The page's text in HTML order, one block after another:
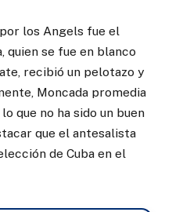
los Angels fue el
quien se fue en blanco
recibió un pelotazo y
Moncada promedia
que no ha sido un buen
que el antesalista
de Cuba en el